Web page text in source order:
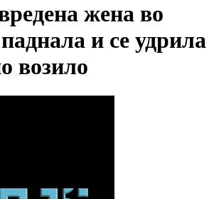
жена во
и се удрила
возило